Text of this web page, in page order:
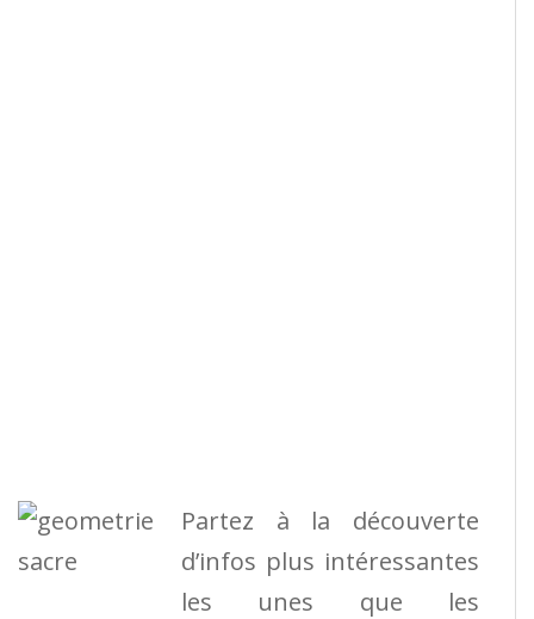
Partez à la découverte
d’infos plus intéressantes
les unes que les